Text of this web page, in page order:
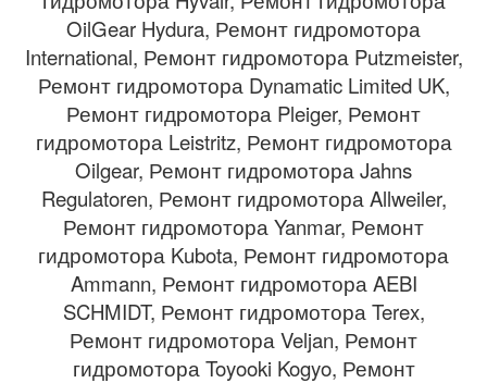
OilGear Hydura, Ремонт гидромотора
International, Ремонт гидромотора Putzmeister,
Ремонт гидромотора Dynamatic Limited UK,
Ремонт гидромотора Pleiger, Ремонт
гидромотора Leistritz, Ремонт гидромотора
Oilgear, Ремонт гидромотора Jahns
Regulatoren, Ремонт гидромотора Allweiler,
Ремонт гидромотора Yanmar, Ремонт
гидромотора Kubota, Ремонт гидромотора
Ammann, Ремонт гидромотора AEBI
SCHMIDT, Ремонт гидромотора Terex,
Ремонт гидромотора Veljan, Ремонт
гидромотора Toyooki Kogyo, Ремонт